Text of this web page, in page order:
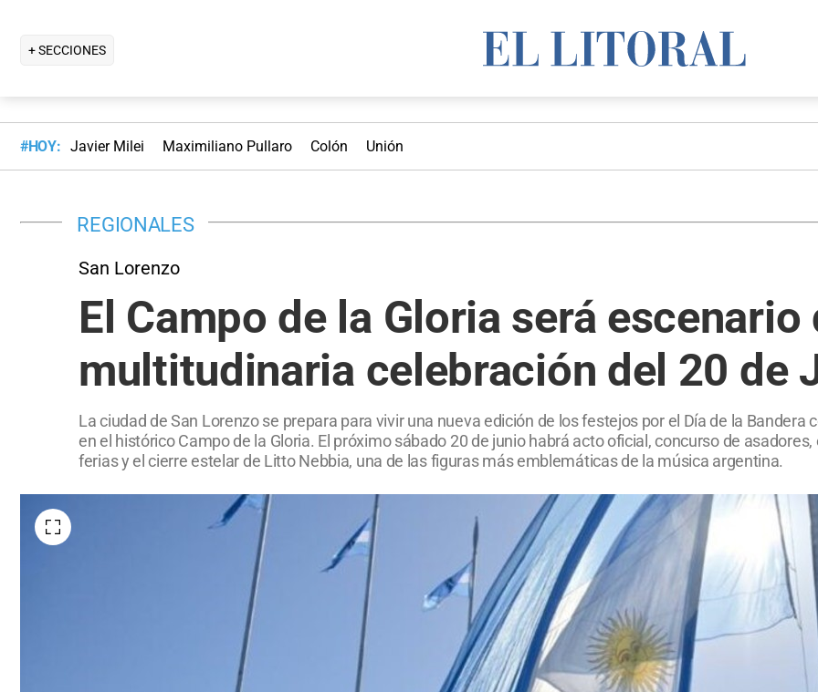
+ SECCIONES
#HOY: Javier Milei Maximiliano Pullaro Colón Unión
REGIONALES
San Lorenzo
El Campo de la Gloria será escenario
multitudinaria celebración del 20 de
La ciudad de San Lorenzo se prepara para vivir una nueva edición de los festejos por el Día de la
en el histórico Campo de la Gloria. El próximo sábado 20 de junio habrá acto oficial, concurso de
ferias y el cierre estelar de Litto Nebbia, una de las figuras más emblemáticas de la música argentina.